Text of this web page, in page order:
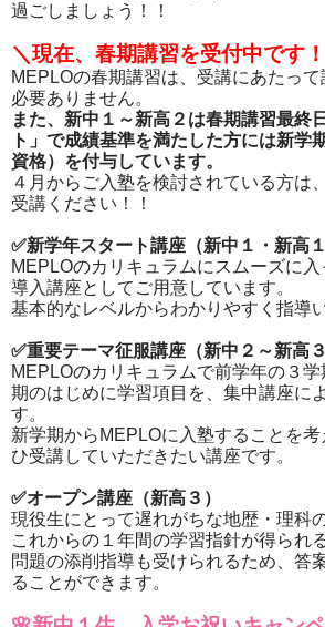
過ごしましょう！！
＼現在、春期講習を受付中です
MEPLOの春期講習は、受講にあたっ
必要ありません。
また、新中１～新高２は春期講習最終
ト」で成績基準を満たした方には新学
資格）を付与しています。
４月からご入塾を検討されている方は
受講ください！！
✅新学年スタート講座（新中１・新高
MEPLOのカリキュラムにスムーズに
導入講座としてご用意しています。
基本的なレベルからわかりやすく指導
✅重要テーマ征服講座（新中２～新高３
MEPLOのカリキュラムで前学年の３
期のはじめに学習項目を、集中講座に
す。
新学期からMEPLOに入塾することを
ひ受講していただきたい講座です。
✅オープン講座（新高３）
現役生にとって遅れがちな地歴・理科
これからの１年間の学習指針が得られ
問題の添削指導も受けられるため、答
ることができます。